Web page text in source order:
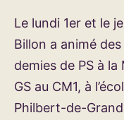
Le lundi 1er et le
Billon a animé
demies de PS à la
GS au CM1, à
Philbert-de-